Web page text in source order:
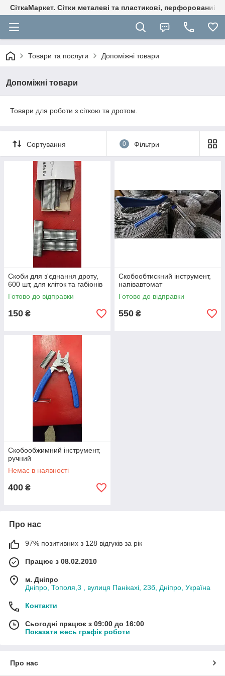
СіткаМаркет. Cітки металеві та пластикові, перфорований
Товари та послуги Допоміжні товари
Допоміжні товари
Товари для роботи з сіткою та дротом.
Сортування 0 Фільтри
Скоби для з'єднання дроту,
600 шт, для кліток та габіонів
Готово до відправки
150 ₴
Скобообтискний інструмент,
напівавтомат
Готово до відправки
550 ₴
Скобообжимний інструмент,
ручний
Немає в наявності
400 ₴
Про нас
97% позитивних з 128 відгуків за рік
Працює з 08.02.2010
м. Дніпро
Дніпро, Тополя,3 , вулиця Панікахі, 23б, Дніпро, Україна
Контакти
Сьогодні працює з 09:00 до 16:00
Показати весь графік роботи
Про нас